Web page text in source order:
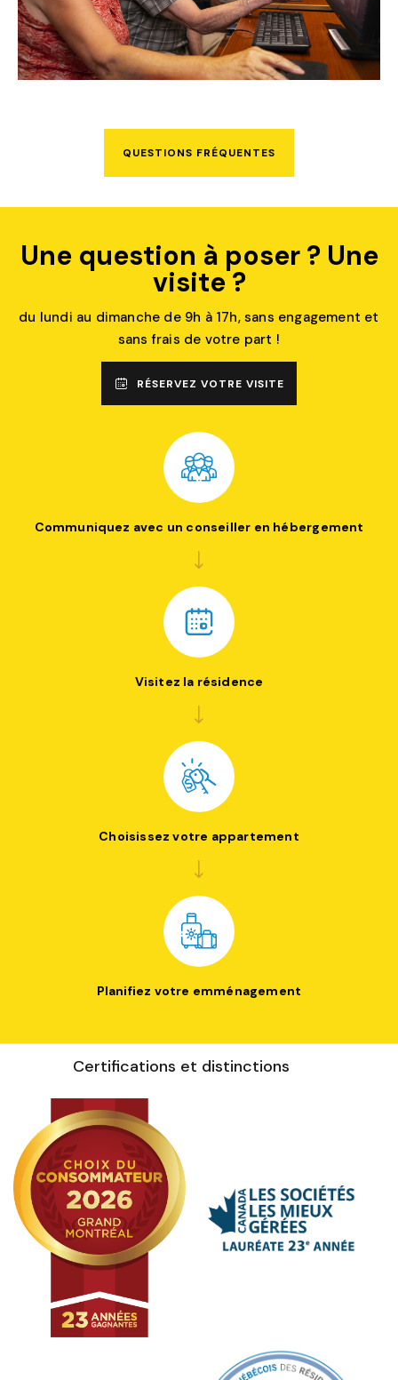
QUESTIONS FRÉQUENTES
Une question à poser ? Une
visite ?
du lundi au dimanche de 9h à 17h, sans engagement et
sans frais de votre part !
RÉSERVEZ VOTRE VISITE
Communiquez avec un conseiller en hébergement
Visitez la résidence
Choisissez votre appartement
Planifiez votre emménagement
Certifications et distinctions